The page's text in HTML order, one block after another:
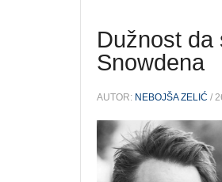
Dužnost da
Snowdena
AUTOR: NEBOJŠA ZELIĆ /